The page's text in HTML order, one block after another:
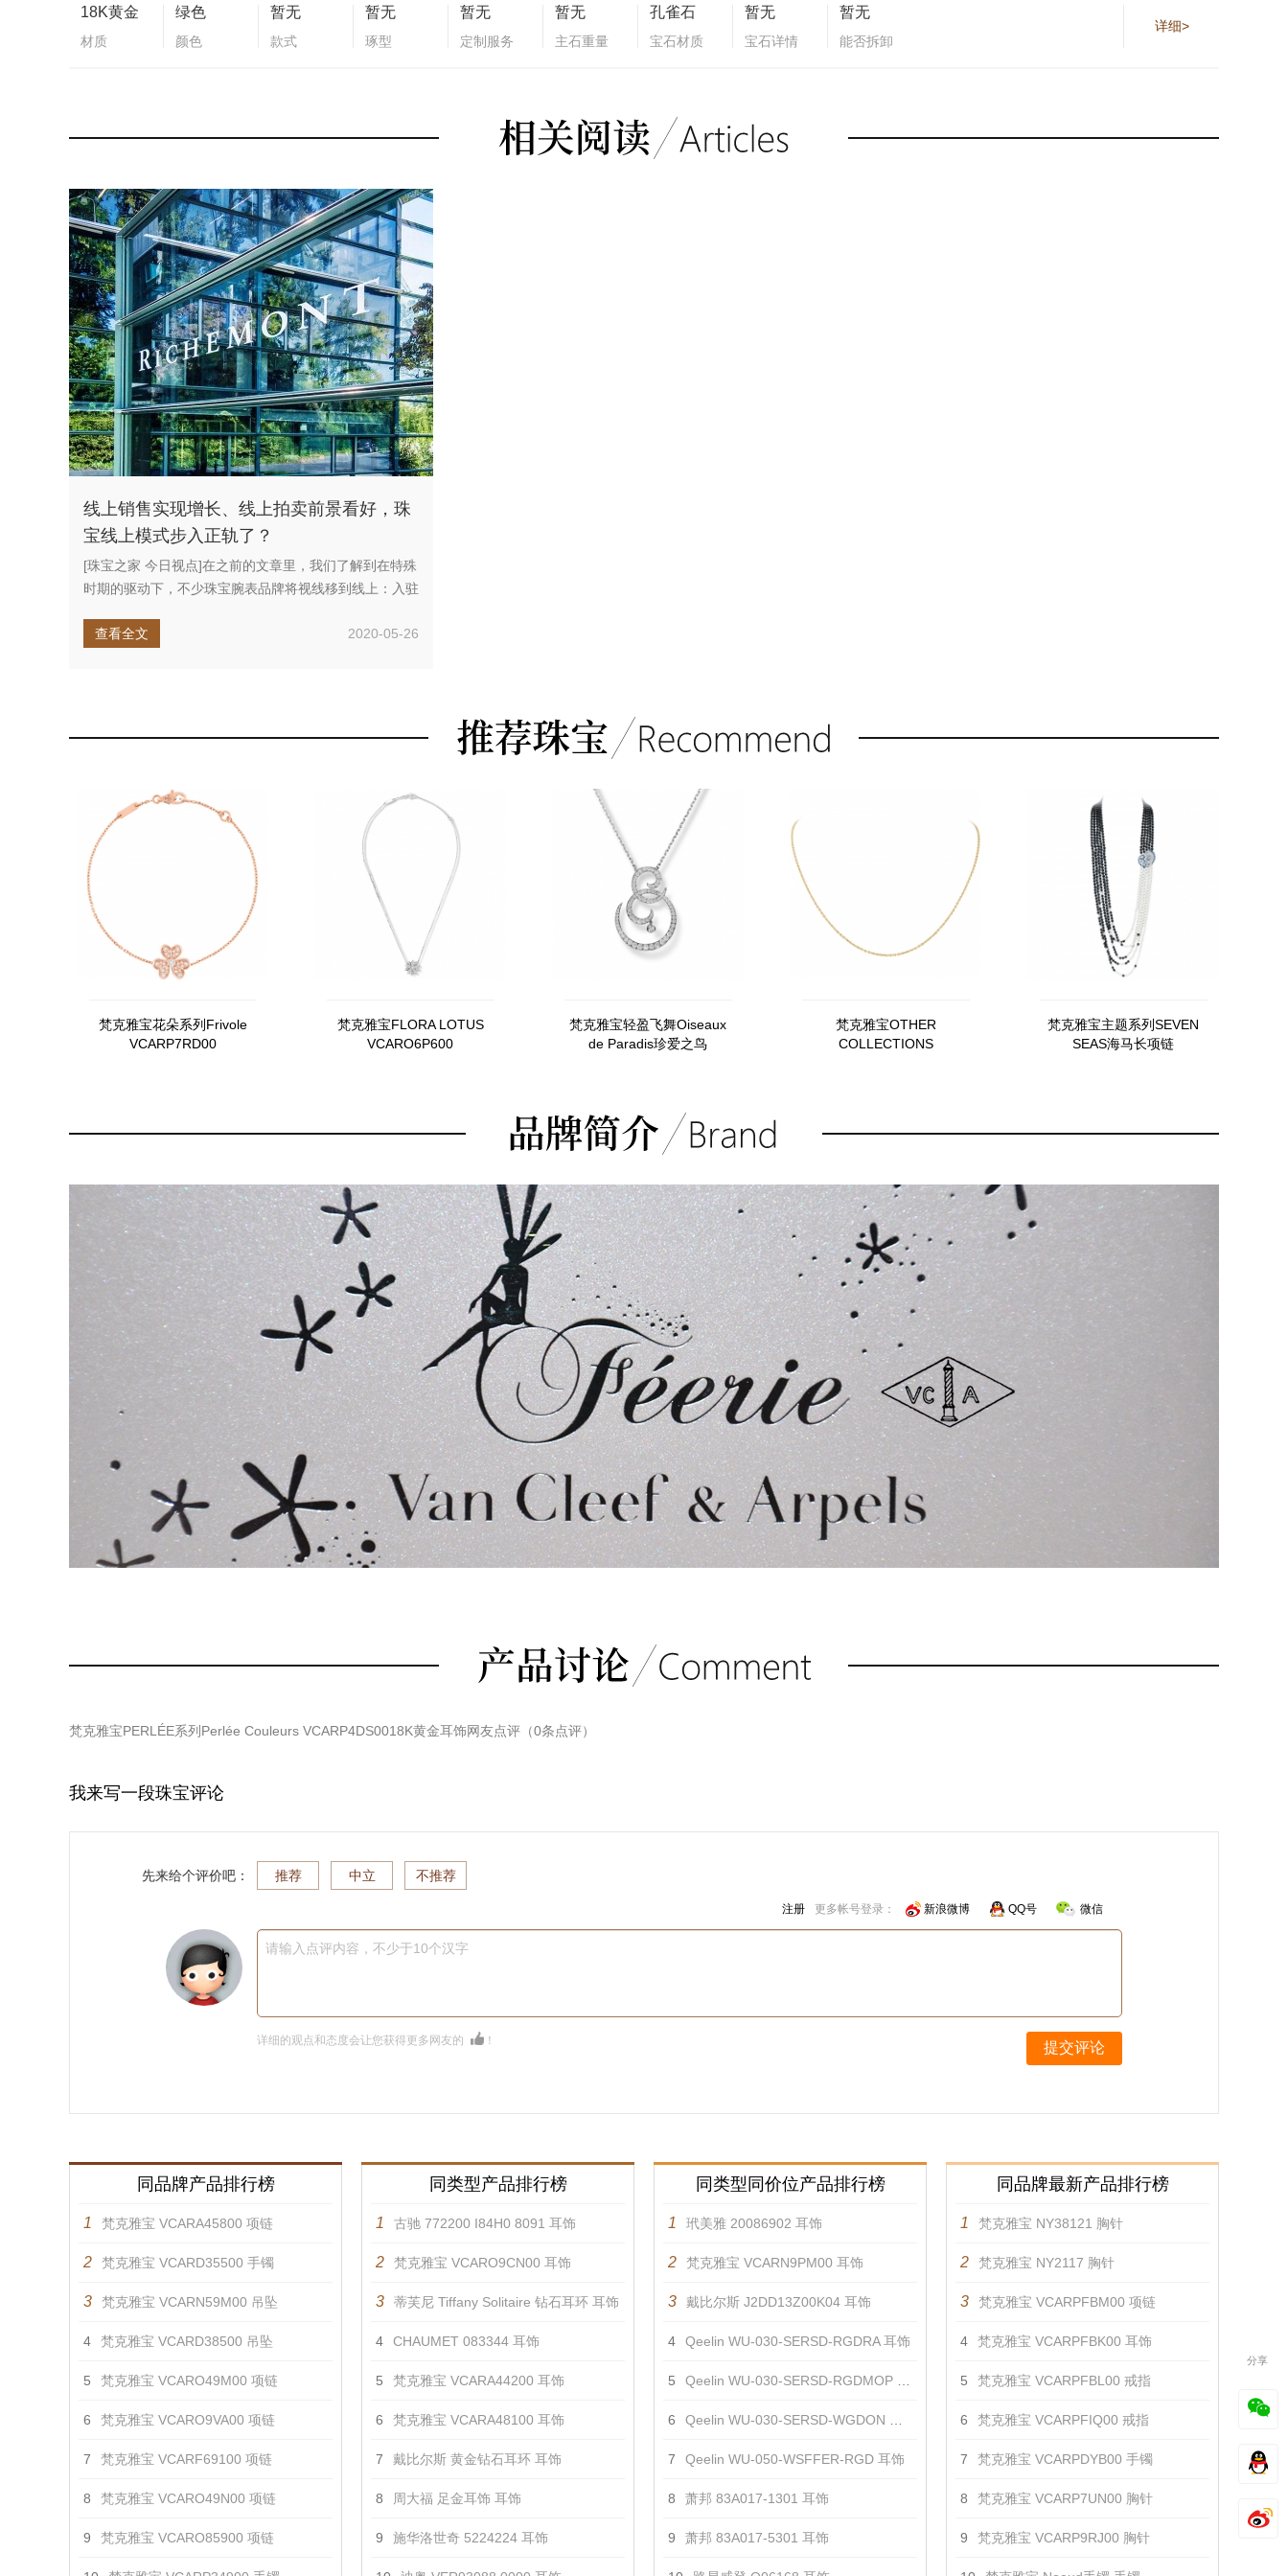
18K黄金
材质
绿色
颜色
暂无
款式
暂无
琢型
暂无
定制服务
暂无
主石重量
孔雀石
宝石材质
暂无
宝石详情
暂无
能否拆卸
详细>
线上销售实现增长、线上拍卖前景看好，珠
宝线上模式步入正轨了？
[珠宝之家 今日视点]在之前的文章里，我们了解到在特殊
时期的驱动下，不少珠宝腕表品牌将视线移到线上：入驻
查看全文
2020-05-26
梵克雅宝花朵系列Frivole
VCARP7RD00
梵克雅宝FLORA LOTUS
VCARO6P600
梵克雅宝轻盈飞舞Oiseaux
de Paradis珍爱之鸟
梵克雅宝OTHER
COLLECTIONS
梵克雅宝主题系列SEVEN
SEAS海马长项链
梵克雅宝PERLÉE系列Perlée Couleurs VCARP4DS0018K黄金耳饰网友点评（0条点评）
我来写一段珠宝评论
先来给个评价吧： 推荐 中立 不推荐
注册 更多帐号登录： 新浪微博 QQ号 微信
请输入点评内容，不少于10个汉字
详细的观点和态度会让您获得更多网友的 ！ 提交评论
同品牌产品排行榜
1 梵克雅宝 VCARA45800 项链
2 梵克雅宝 VCARD35500 手镯
3 梵克雅宝 VCARN59M00 吊坠
4 梵克雅宝 VCARD38500 吊坠
5 梵克雅宝 VCARO49M00 项链
6 梵克雅宝 VCARO9VA00 项链
7 梵克雅宝 VCARF69100 项链
8 梵克雅宝 VCARO49N00 项链
9 梵克雅宝 VCARO85900 项链
同类型产品排行榜
1 古驰 772200 I84H0 8091 耳饰
2 梵克雅宝 VCARO9CN00 耳饰
3 蒂芙尼 Tiffany Solitaire 钻石耳环 耳饰
4 CHAUMET 083344 耳饰
5 梵克雅宝 VCARA44200 耳饰
6 梵克雅宝 VCARA48100 耳饰
7 戴比尔斯 黄金钻石耳环 耳饰
8 周大福 足金耳饰 耳饰
9 施华洛世奇 5224224 耳饰
同类型同价位产品排行榜
1 玳美雅 20086902 耳饰
2 梵克雅宝 VCARN9PM00 耳饰
3 戴比尔斯 J2DD13Z00K04 耳饰
4 Qeelin WU-030-SERSD-RGDRA 耳饰
5 Qeelin WU-030-SERSD-RGDMOP 耳饰
6 Qeelin WU-030-SERSD-WGDON 耳饰
7 Qeelin WU-050-WSFFER-RGD 耳饰
8 萧邦 83A017-1301 耳饰
9 萧邦 83A017-5301 耳饰
同品牌最新产品排行榜
1 梵克雅宝 NY38121 胸针
2 梵克雅宝 NY2117 胸针
3 梵克雅宝 VCARPFBM00 项链
4 梵克雅宝 VCARPFBK00 耳饰
5 梵克雅宝 VCARPFBL00 戒指
6 梵克雅宝 VCARPFIQ00 戒指
7 梵克雅宝 VCARPDYB00 手镯
8 梵克雅宝 VCARP7UN00 胸针
9 梵克雅宝 VCARP9RJ00 胸针
分享